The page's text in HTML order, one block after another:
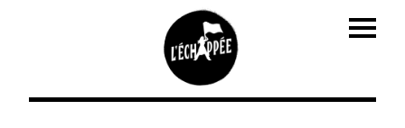
Aller